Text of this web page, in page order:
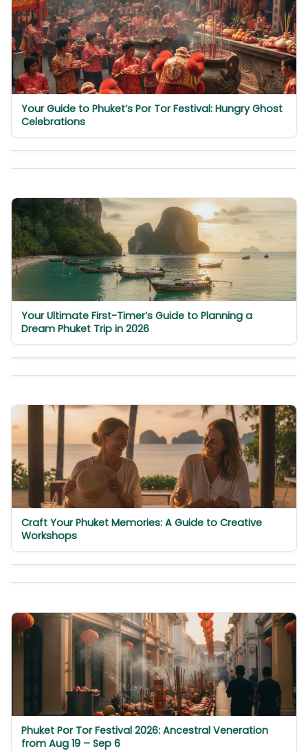
Your Guide to Phuket’s Por Tor Festival: Hungry Ghost
Celebrations
Your Ultimate First-Timer’s Guide to Planning a
Dream Phuket Trip in 2026
Craft Your Phuket Memories: A Guide to Creative
Workshops
Phuket Por Tor Festival 2026: Ancestral Veneration
from Aug 19 – Sep 6